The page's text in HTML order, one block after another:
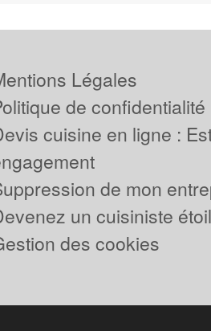
Légales
de confidentialité
cuisine en ligne :
de mon
un cuisiniste
des cookies